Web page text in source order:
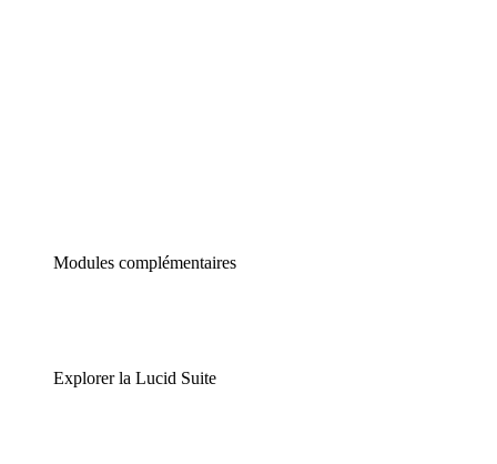
Modules complémentaires
Explorer la Lucid Suite